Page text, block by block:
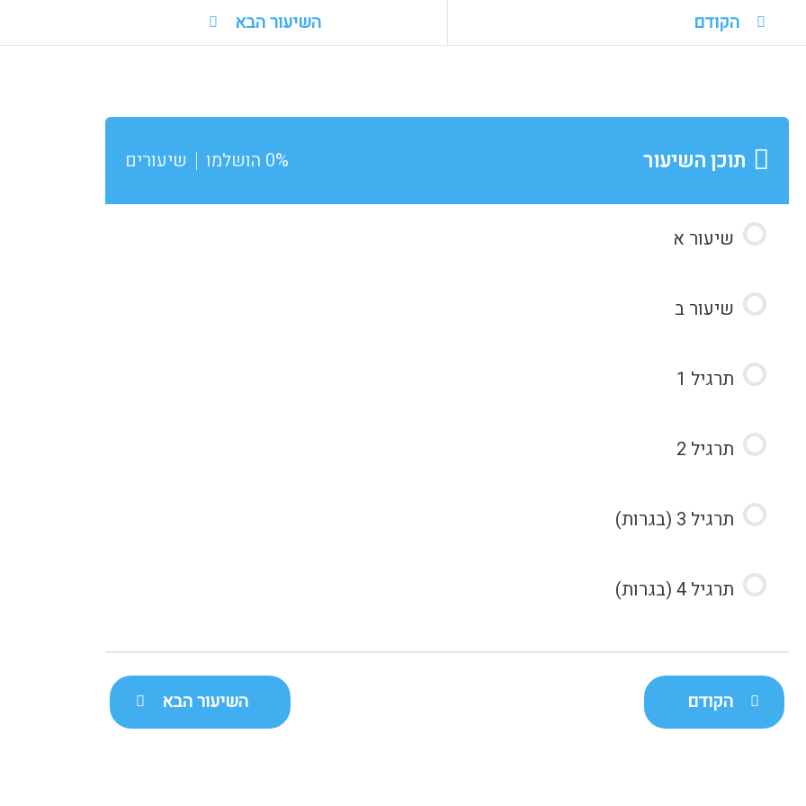
הקודם השיעור הבא
תוכן השיעור 0% הושלמו שיעורים
שיעור א
שיעור ב
תרגיל 1
תרגיל 2
תרגיל 3 (בגרות)
תרגיל 4 (בגרות)
הקודם השיעור הבא